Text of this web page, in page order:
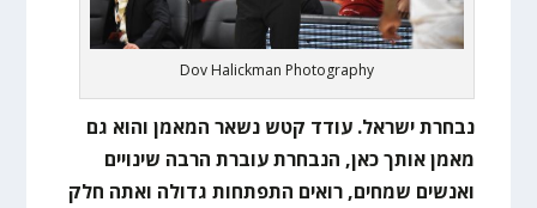
Dov Halickman Photography
נבחרת ישראל. עודד קטש נשאר המאמן והוא גם
מאמן אותך כאן, הנבחרת עוברת הרבה שינויים
ואנשים שמחים, רואים התפתחות גדולה ואתה חלק